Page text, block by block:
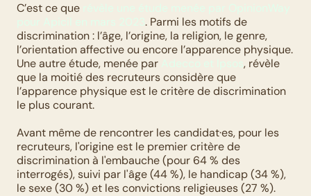
C’est ce que
. Parmi les motifs de
discrimination : l’âge, l’origine, la religion, le genre,
l’orientation affective ou encore l’apparence physique.
Une autre étude, menée par
, révèle
que la moitié des recruteurs considère que
l’apparence physique est le critère de discrimination
le plus courant.
Avant même de rencontrer les candidat·es, pour les
recruteurs, l'origine est le premier critère de
discrimination à l'embauche (pour 64 % des
interrogés), suivi par l'âge (44 %), le handicap (34 %),
le sexe (30 %) et les convictions religieuses (27 %).